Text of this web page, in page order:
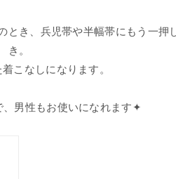
とき、兵児帯や半幅帯にもう一押
き。
こなしになります。
男性もお使いになれます✦